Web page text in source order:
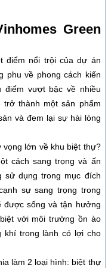
Green
điểm nổi trội của dự án
phu về phong cách kiến
điểm vượt bậc về nhiều
trở thành một sản phẩm
và đem lại sự hài lòng
lớn về khu biệt thự?
cách sang trọng và ấn
sử dụng trong mục đích
sự sang trọng trong
được sống và tận hưởng
với môi trường ồn ào
khí trong lành có lợi cho
làm 2 loại hình: biệt thự